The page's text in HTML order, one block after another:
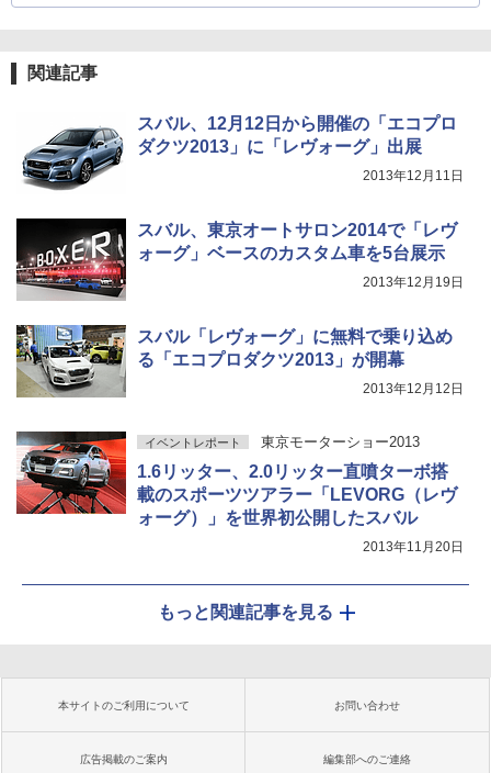
関連記事
スバル、12月12日から開催の「エコプロ
ダクツ2013」に「レヴォーグ」出展
2013年12月11日
スバル、東京オートサロン2014で「レヴ
ォーグ」ベースのカスタム車を5台展示
2013年12月19日
スバル「レヴォーグ」に無料で乗り込め
る「エコプロダクツ2013」が開幕
2013年12月12日
イベントレポート 東京モーターショー2013
1.6リッター、2.0リッター直噴ターボ搭
載のスポーツツアラー「LEVORG（レヴ
ォーグ）」を世界初公開したスバル
2013年11月20日
もっと関連記事を見る
本サイトのご利用について お問い合わせ
広告掲載のご案内 編集部へのご連絡